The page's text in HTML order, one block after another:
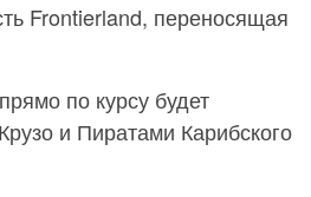
Frontierland, переносящая
по курсу будет
и Пиратами Карибского